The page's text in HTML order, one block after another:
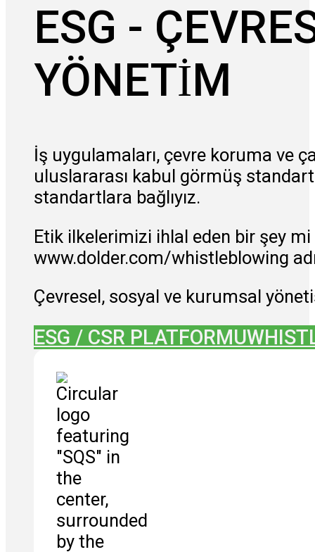
ESG -
YÖNETİM
İş uygulamaları, çevre koruma ve
uluslararası kabul görmüş
standartlara bağlıyız.
Etik ilkelerimizi ihlal eden bir şey
www.dolder.com/whistleblowing
Çevresel, sosyal ve kurumsal
ESG / CSR PLATFORMU